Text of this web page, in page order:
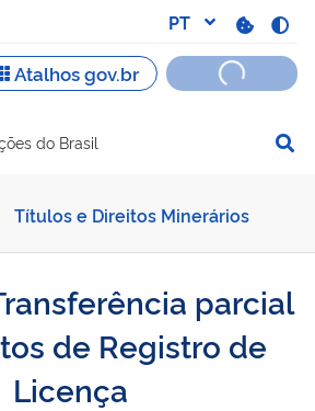
de navegação
do Brasil
Títulos e Direitos Minerários
parcial
de Registro de
Licença